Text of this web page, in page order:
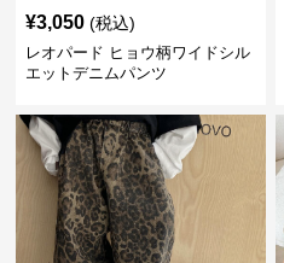
¥3,050 (税込)
レオパード ヒョウ柄ワイドシル
エットデニムパンツ